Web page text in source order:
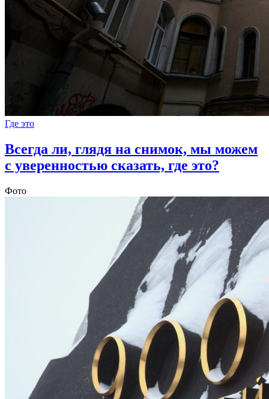
Где это
Всегда ли, глядя на снимок, мы можем
с уверенностью сказать, где это?
Фото